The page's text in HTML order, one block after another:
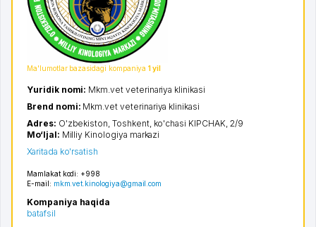
Ma'lumotlar bazasidagi kompaniya1 yil
Mamlakat kodi: +998
E-mail: mkm.vet.kinologiya@gmail.com
Kompaniya haqida
batafsil
Yuridik nomi: Mkm.vet veterinariya klinikasi
Brend nomi: Mkm.vet veterinariya klinikasi
Adres: O'zbekiston,Toshkent, ko'chasi KIPCHAK , 2/9
Mo‘ljal: Milliy Kinologiya markazi
Xaritada ko'rsatish